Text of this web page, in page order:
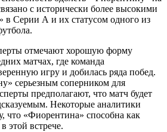
с исторически более высокими
в Серии А и их статусом одного из
отмечают хорошую форму
матчах, где команда
игру и добилась ряда побед.
серьезным соперником для
предполагают, что матч будет
Некоторые аналитики
что «Фиорентина» способна как
этой встрече.